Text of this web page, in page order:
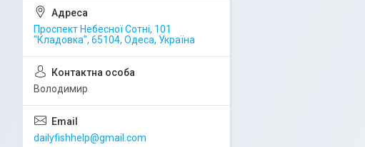
Проспект Небесної Сотні, 101
"Кладовка", 65104, Одеса, Україна
Володимир
dailyfishhelp@gmail.com